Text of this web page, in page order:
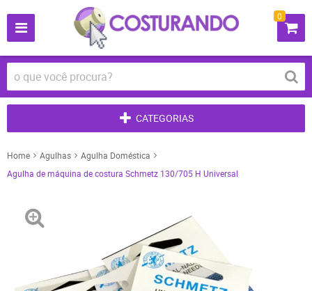
0
CATEGORIAS
Home Agulhas
Agulha Doméstica
Agulha de máquina de costura Schmetz 130/705 H Universal